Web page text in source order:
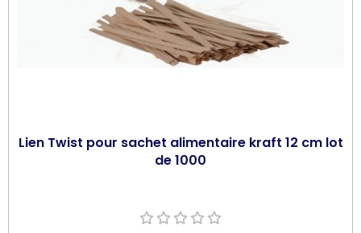
Lien Twist pour sachet alimentaire kraft 12 cm lot
de 1000